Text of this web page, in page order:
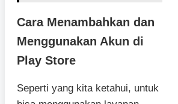
Cara Menambahkan dan
Menggunakan Akun di
Play Store
Seperti yang kita ketahui, untuk